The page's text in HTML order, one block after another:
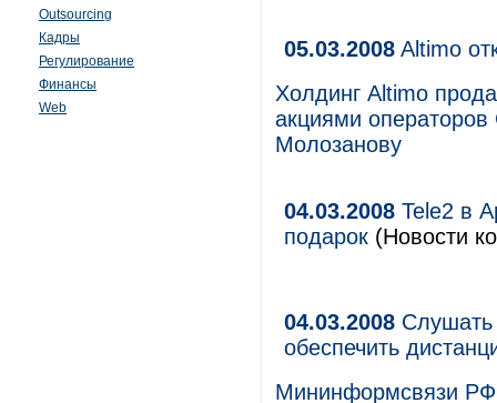
Outsourcing
Кадры
Регулирование
Финансы
Web
05.03.2008 Altimo
Холдинг Altimo
акциями
Молозанову
04.03.2008 Tele2 в
подарок (Новости
04.03.2008 Слушать
обеспечить
Мининформсвязи РФ